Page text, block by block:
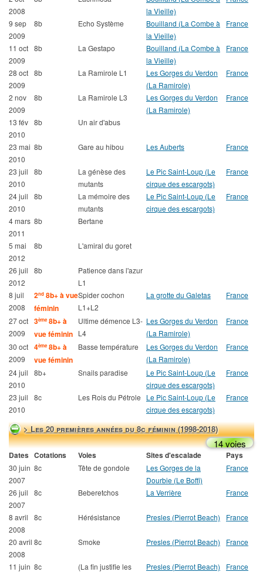
2008
la Vieille)
9 sep
2009
8b Echo Système
Bouilland (La Combe à
la Vieille)
France
11 oct
2009
8b La Gestapo
Bouilland (La Combe à
la Vieille)
France
28 oct
2009
8b La Ramirole L1
Les Gorges du Verdon
(La Ramirole)
France
2 nov
2009
8b La Ramirole L3
Les Gorges du Verdon
(La Ramirole)
France
13 fév
2010
8b Un air d'abus
23 mai
2010
8b Gare au hibou Les Auberts France
23 juil
2010
8b
La génèse des
mutants
Le Pic Saint-Loup (Le
cirque des escargots)
France
24 juil
2010
8b
La mémoire des
mutants
Le Pic Saint-Loup (Le
cirque des escargots)
France
4 mars
2011
8b Bertane
5 mai
2012
8b L'amiral du goret
26 juil
2012
8b
Patience dans l'azur
L1
8 juil
2008
2nd 8b+ à vue
féminin
Spider cochon
L1+L2
La grotte du Galetas France
27 oct
2009
3ème8b+ à
vue féminin
Ultime démence L3-
L4
Les Gorges du Verdon
(La Ramirole)
France
30 oct
2009
4ème8b+ à
vue féminin
Basse température
Les Gorges du Verdon
(La Ramirole)
France
24 juil
2010
8b+ Snails paradise
Le Pic Saint-Loup (Le
cirque des escargots)
France
23 juil
2010
8c Les Rois du Pétrole
Le Pic Saint-Loup (Le
cirque des escargots)
France
> Les 20 premières années du 8c féminin (1998-2018)
14 voies
Dates Cotations Voies Sites d'escalade Pays
30 juin
2007
8c Tête de gondole
Les Gorges de la
Dourbie (Le Boffi)
France
26 juil
2007
8c Beberetchos La Verrière France
8 avril
2008
8c Hérésistance Presles (Pierrot Beach) France
20 avril
2008
8c Smoke Presles (Pierrot Beach) France
11 juin 8c
(La fin justifie les
Presles (Pierrot Beach) France